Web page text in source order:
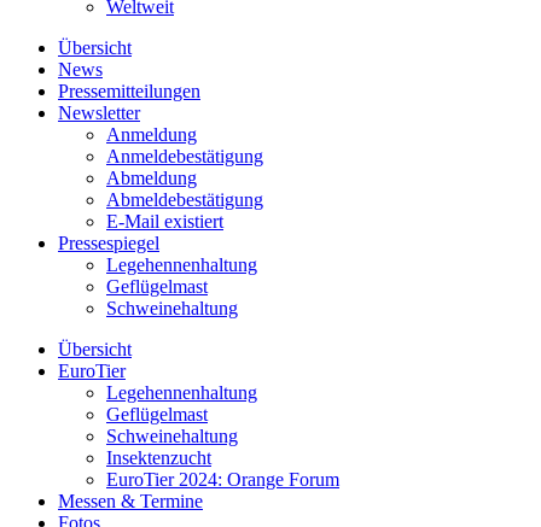
Weltweit
Übersicht
News
Pressemitteilungen
Newsletter
Anmeldung
Anmeldebestätigung
Abmeldung
Abmeldebestätigung
E-Mail existiert
Pressespiegel
Legehennenhaltung
Geflügelmast
Schweinehaltung
Übersicht
EuroTier
Legehennenhaltung
Geflügelmast
Schweinehaltung
Insektenzucht
EuroTier 2024: Orange Forum
Messen & Termine